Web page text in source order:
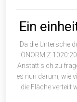
Ein
Da die
ÖNORM Z
Anstatt sich zu
es nun darum, wie
die Fläche verteilt